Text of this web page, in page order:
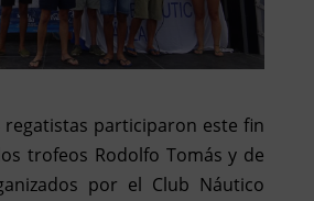
participaron este fin
trofeos Rodolfo Tomás y de
por el Club Náutico